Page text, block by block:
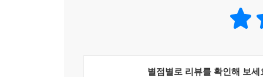
별점별로 리뷰를 확인해 보세